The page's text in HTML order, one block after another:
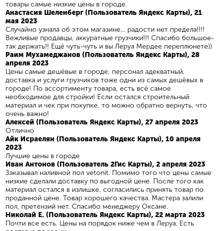
товары самые низкие цены в городе.
Анастасия Шеленберг (Пользователь Яндекс Карты), 21
мая 2023
Случайно узнала об этом магазине… радости нет предела!!!!
Вежливые продавцы, аккуратные грузчики!!! Спасибо большое-
так держать!! Ещё чуть-чуть и вы Леруа Мердее переплюнете))
Раим Мухамеджанов (Пользователь Яндекс Карты), 28
апреля 2023
Цены самые дешёвые в городе, персонал адекватный,
доставка и услуги грузчиков тоже одни из самых дешёвых в
городе! По ассортименту товара, есть всё самое
необходимое для стройки! Если остался строительный
материал и чек при покупке, то можно обратно вернуть, что
очень важно!
Алексей (Пользователь Яндекс Карты), 27 апреля 2023
Отлично
Айк Исраелян (Пользователь Яндекс Карты), 10 апреля
2023
Лучшие цены в городе
Иван Антонов (Пользователь 2Гис Карты), 2 апреля 2023
Заказывал наливной пол vetonit. Помимо того что цены самые
низкие сделали доставку по выгодной цене. После того как
материал остался в излишке, согласились принять товар по
проданной цене. Товар хорошего качества. Мастера залили
пол, претензий нет. Спасибо менеджеру Оксане.
Николай Е. (Пользователь Яндекс Карты), 22 марта 2023
Почти все есть. Цены на порядок ниже чем в Леруа. Есть